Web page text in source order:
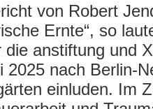
von Robert
Ernte“, so
die anstiftung und
2025 nach Berlin-
einluden. Im